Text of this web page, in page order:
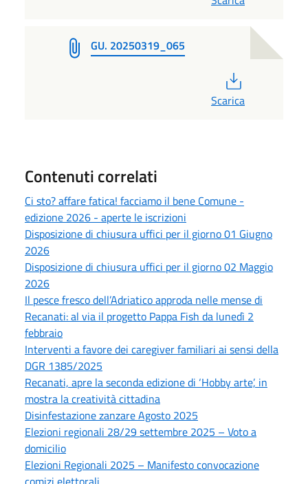
GU. 20250319_065
Scarica
Contenuti correlati
Ci sto? affare fatica! facciamo il bene Comune -
edizione 2026 - aperte le iscrizioni
Disposizione di chiusura uffici per il giorno 01 Giugno
2026
Disposizione di chiusura uffici per il giorno 02 Maggio
2026
Il pesce fresco dell’Adriatico approda nelle mense di
Recanati: al via il progetto Pappa Fish da lunedì 2
febbraio
Interventi a favore dei caregiver familiari ai sensi della
DGR 1385/2025
Recanati, apre la seconda edizione di ‘Hobby arte’, in
mostra la creatività cittadina
Disinfestazione zanzare Agosto 2025
Elezioni regionali 28/29 settembre 2025 – Voto a
domicilio
Elezioni Regionali 2025 – Manifesto convocazione